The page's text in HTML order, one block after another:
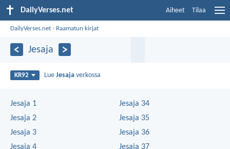
DailyVerses.net Aiheet Tilaa
DailyVerses.net › Raamatun kirjat
Jesaja
KR92 LueJesaja verkossa
Jesaja 1
Jesaja 2
Jesaja 3
Jesaja 4
Jesaja 34
Jesaja 35
Jesaja 36
Jesaja 37